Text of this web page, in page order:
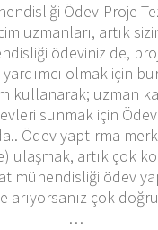
Ödev-Proje-
uzmanları, artık
ödeviniz de,
olmak için
kullanarak; uzman
sunmak için
Ödev yaptırma
ulaşmak, artık çok
mühendisliği ödev
arıyorsanız çok
…